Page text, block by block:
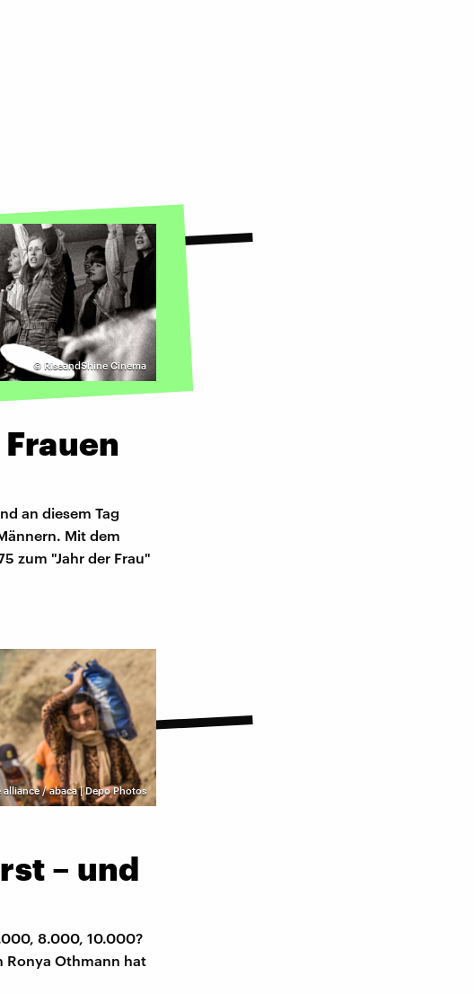
© RiseandShine Cinema
an diesem Tag
Mit dem
zum "Jahr der Frau"
alliance / abaca | Depo Photos
– und
8.000, 10.000?
Ronya Othmann hat